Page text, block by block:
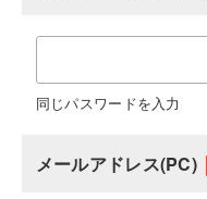
同じパスワードを入力
メールアドレス(PC)